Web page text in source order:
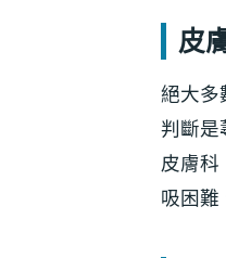
皮
絕大多
判斷是
皮膚科
吸困難